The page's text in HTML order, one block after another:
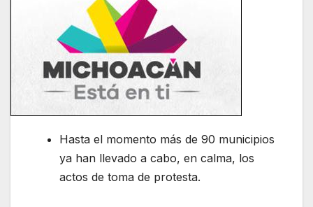
Hasta el momento más de 90 municipios
ya han llevado a cabo, en calma, los
actos de toma de protesta.